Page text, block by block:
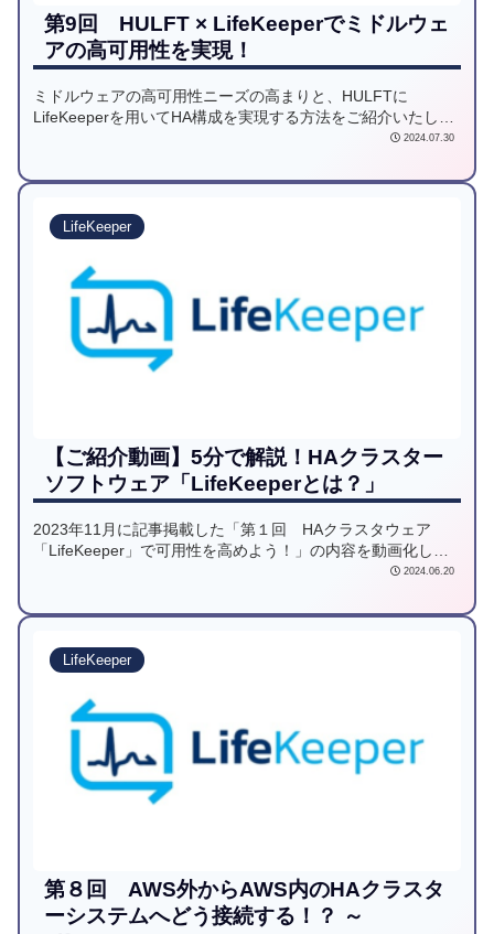
第9回 HULFT × LifeKeeperでミドルウェ
アの高可用性を実現！
ミドルウェアの高可用性ニーズの高まりと、HULFTに
LifeKeeperを用いてHA構成を実現する方法をご紹介いたしま
2024.07.30
LifeKeeper
【ご紹介動画】5分で解説！HAクラスター
ソフトウェア「LifeKeeperとは？」
2023年11月に記事掲載した「第１回 HAクラスタウェア
「LifeKeeper」で可用性を高めよう！」の内容を動画化しま
2024.06.20
LifeKeeper
第８回 AWS外からAWS内のHAクラスタ
ーシステムへどう接続する！？ ～